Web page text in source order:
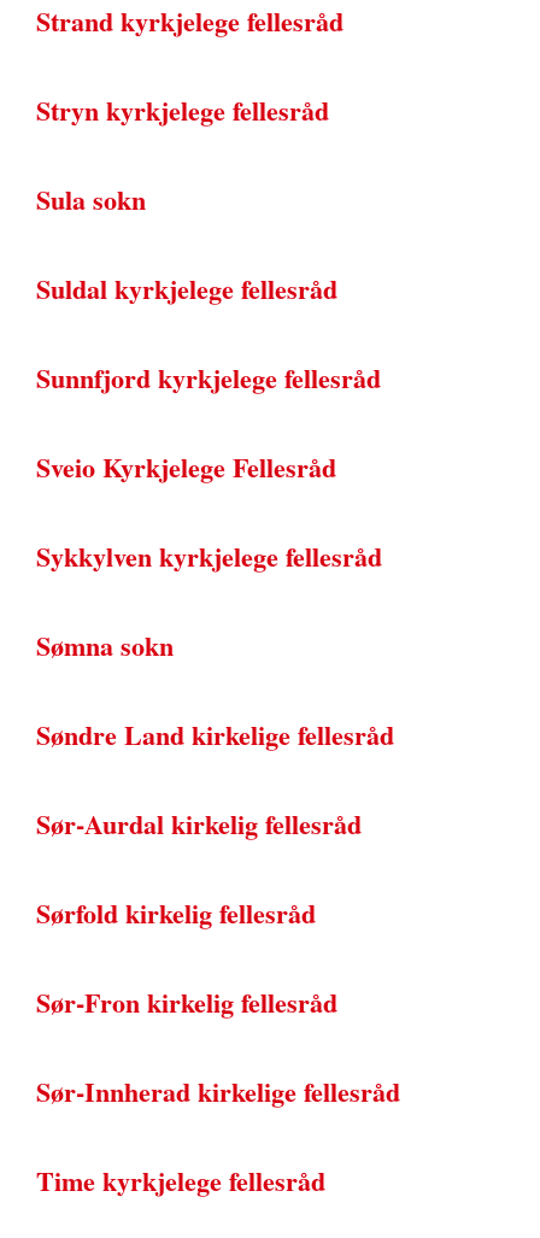
Strand kyrkjelege fellesråd
Stryn kyrkjelege fellesråd
Sula sokn
Suldal kyrkjelege fellesråd
Sunnfjord kyrkjelege fellesråd
Sveio Kyrkjelege Fellesråd
Sykkylven kyrkjelege fellesråd
Sømna sokn
Søndre Land kirkelige fellesråd
Sør-Aurdal kirkelig fellesråd
Sørfold kirkelig fellesråd
Sør-Fron kirkelig fellesråd
Sør-Innherad kirkelige fellesråd
Time kyrkjelege fellesråd